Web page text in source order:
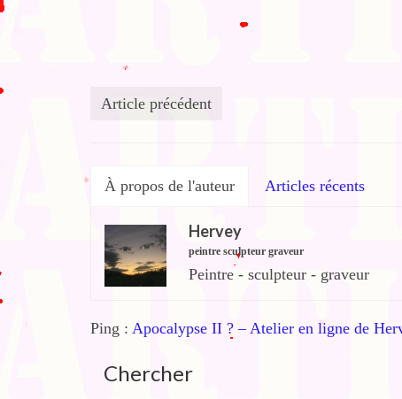
Article précédent
À propos de l'auteur Articles récents
Hervey
peintre sculpteur graveur
Peintre - sculpteur - graveur
Ping : Apocalypse II ? – Atelier en ligne de
Chercher